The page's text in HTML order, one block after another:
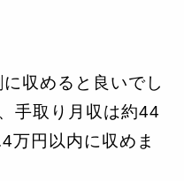
収めると良いでし
手取り月収は約44
万円以内に収めま